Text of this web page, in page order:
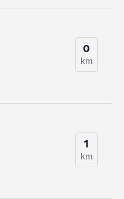
0
km
1
km